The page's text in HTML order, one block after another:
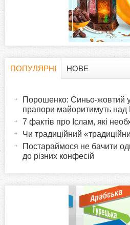
к
z
ПОПУЛЯРНІ
в
НОВЕ
Порошенко: Синьо-жовтий
прапори майоритимуть
7 фактів про Іслам, які
Чи традиційний
Постараймося не бачити
до різних конфесій